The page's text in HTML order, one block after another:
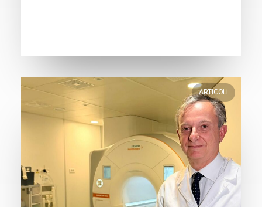
ARTICOLI